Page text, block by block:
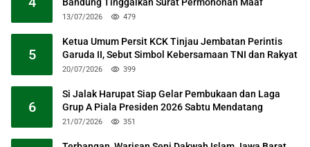
13/07/2026 479
5
Ketua Umum Persit KCK Tinjau Jembatan Perintis
Garuda II, Sebut Simbol Kebersamaan TNI dan Rakyat
20/07/2026 399
6
Si Jalak Harupat Siap Gelar Pembukaan dan Laga
Grup A Piala Presiden 2026 Sabtu Mendatang
21/07/2026 351